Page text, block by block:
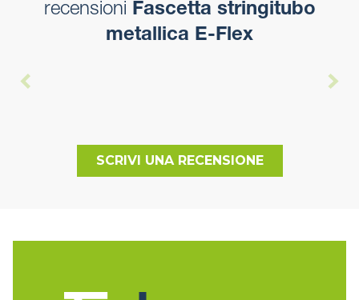
recensioni Fascetta stringitubo
metallica E-Flex
SCRIVI UNA RECENSIONE